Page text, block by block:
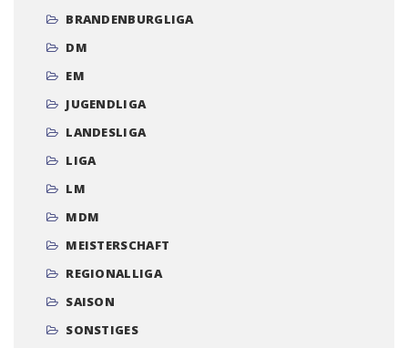
BRANDENBURGLIGA
DM
EM
JUGENDLIGA
LANDESLIGA
LIGA
LM
MDM
MEISTERSCHAFT
REGIONALLIGA
SAISON
SONSTIGES